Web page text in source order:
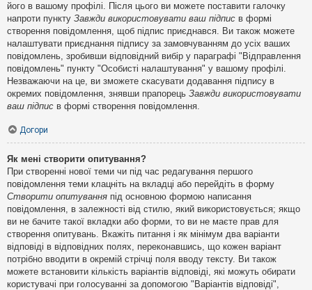
його в вашому профілі. Після цього ви можете поставити галочку
напроти пункту Завжди використовувати ваш підпис в формі
створення повідомлення, щоб підпис приєднався. Ви також можете
налаштувати приєднання підпису за замовчуванням до усіх ваших
повідомлень, зробивши відповідний вибір у параграфі "Відправлення
повідомлень" пункту "Особисті налаштування" у вашому профілі.
Незважаючи на це, ви зможете скасувати додавання підпису в
окремих повідомлення, знявши прапорець Завжди використовувати
ваш підпис в формі створення повідомлення.
Догори
Як мені створити опитування?
При створенні нової теми чи під час редагування першого
повідомлення теми клацніть на вкладці або перейдіть в форму
Створити опитування під основною формою написання
повідомлення, в залежності від стилю, який використовується; якщо
ви не бачите такої вкладки або форми, то ви не маєте прав для
створення опитувань. Вкажіть питання і як мінімум два варіанти
відповіді в відповідних полях, переконавшись, що кожен варіант
потрібно вводити в окремій стрічці поля вводу тексту. Ви також
можете встановити кількість варіантів відповіді, які можуть обирати
користувачі при голосуванні за допомогою "Варіантів відповіді",